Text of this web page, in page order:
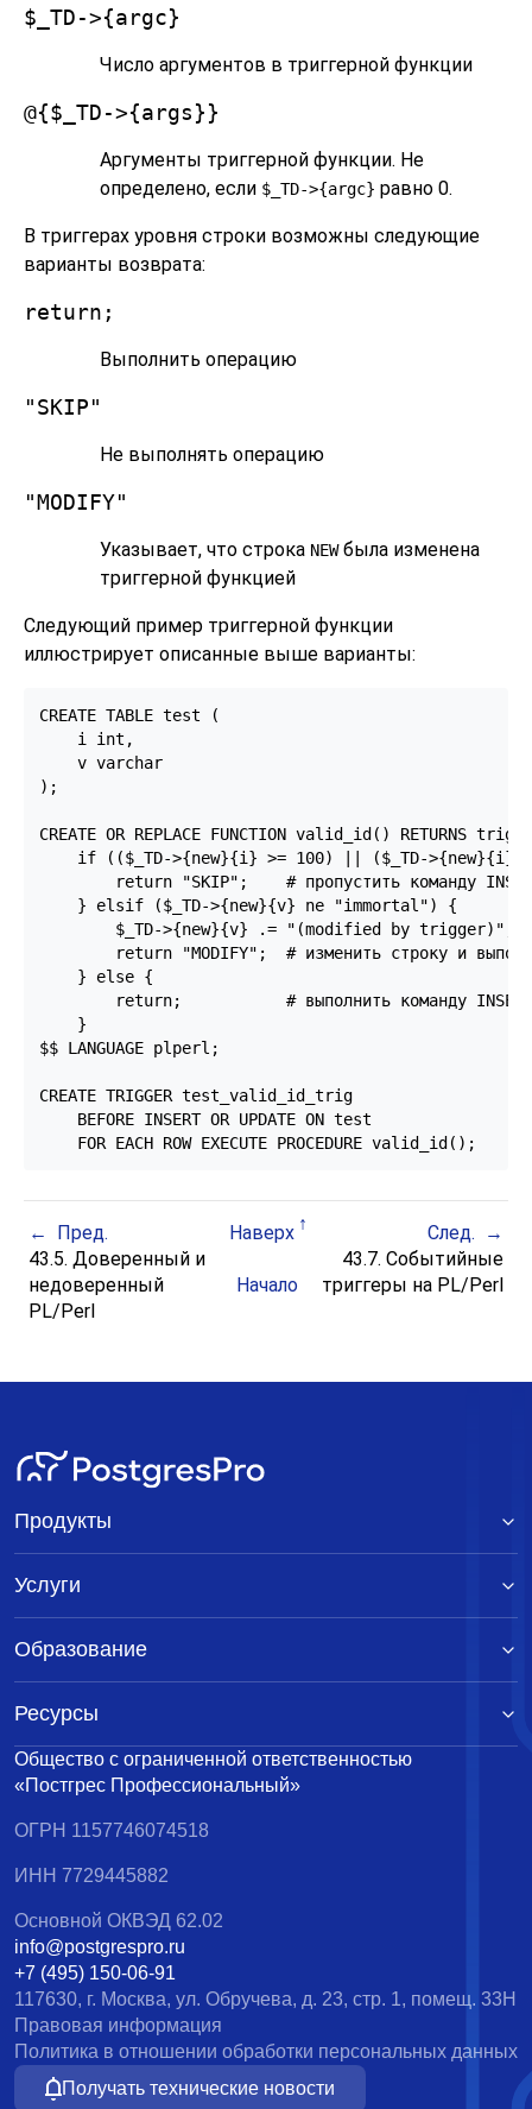
$_TD->{argc}
Число аргументов в триггерной функции
@{$_TD->{args}}
Аргументы триггерной функции. Не
определено, если $_TD->{argc} равно 0.
В триггерах уровня строки возможны следующие
варианты возврата:
return;
Выполнить операцию
"SKIP"
Не выполнять операцию
"MODIFY"
Указывает, что строка NEWбыла изменена
триггерной функцией
Следующий пример триггерной функции
иллюстрирует описанные выше варианты:
CREATE TABLE test (
    i int,
    v varchar
);
CREATE OR REPLACE FUNCTION valid_id() RETURNS
if (($_TD->{new}{i} >= 100) || ($_TD->{new}{i}
return "SKIP";    # пропустить команду
    } elsif ($_TD->{new}{v} ne "immortal") {
        $_TD->{new}{v} .= "(modified by trigger)";
return "MODIFY";  # изменить строку и
    } else {
return;           # выполнить команду
    }
$$ LANGUAGE plperl;
CREATE TRIGGER test_valid_id_trig
    BEFORE INSERT OR UPDATE ON test
    FOR EACH ROW EXECUTE PROCEDURE valid_id();
Пред. Наверх
След.
43.5. Доверенный и
недоверенный
PL/Perl
Начало
43.7. Событийные
триггеры на PL/Perl
Общество с ограниченной ответственностью
«Постгрес Профессиональный»
ОГРН 1157746074518
ИНН 7729445882
Основной ОКВЭД 62.02
info@postgrespro.ru
+7 (495) 150-06-91
117630, г. Москва, ул. Обручева, д. 23, стр. 1, помещ. 33Н
Правовая информация
Политика в отношении обработки персональных данных
Получать технические новости
Продукты
Услуги
Образование
Ресурсы